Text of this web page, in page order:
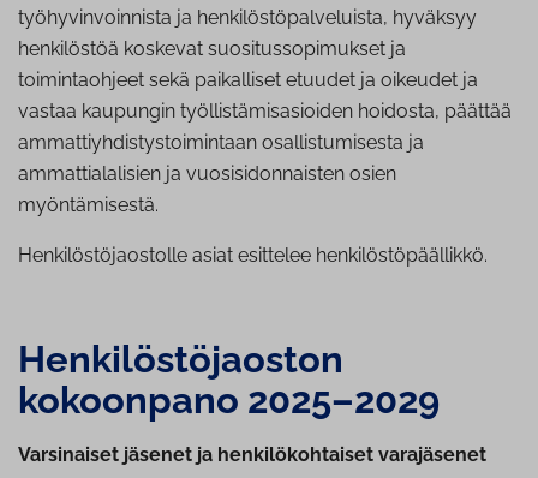
työhyvinvoinnista ja henkilöstöpalveluista, hyväksyy
henkilöstöä koskevat suositussopimukset ja
toimintaohjeet sekä paikalliset etuudet ja oikeudet ja
vastaa kaupungin työllistämisasioiden hoidosta, päättää
ammattiyhdistystoimintaan osallistumisesta ja
ammattialalisien ja vuosisidonnaisten osien
myöntämisestä.
Henkilöstöjaostolle asiat esittelee henkilöstöpäällikkö.
Hen­ki­lös­tö­jaos­ton
kokoonpano 2025–2029
Varsinaiset jäsenet ja henkilökohtaiset varajäsenet